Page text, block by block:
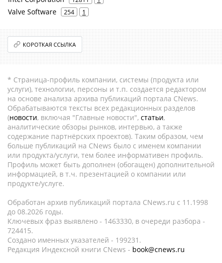
Valve Software 254 1
КОРОТКАЯ ССЫЛКА
* Страница-профиль компании, системы (продукта или
услуги), технологии, персоны и т.п. создается редактором
на основе анализа архива публикаций портала CNews.
Обрабатываются тексты всех редакционных разделов
(новости, включая "Главные новости", статьи,
аналитические обзоры рынков, интервью, а также
содержание партнёрских проектов). Таким образом, чем
больше публикаций на CNews было с именем компании
или продукта/услуги, тем более информативен профиль.
Профиль может быть дополнен (обогащен) дополнительной
информацией, в т.ч. презентацией о компании или
продукте/услуге.
Обработан архив публикаций портала CNews.ru c 11.1998
до 08.2026 годы.
Ключевых фраз выявлено - 1463330, в очереди разбора -
724415.
Создано именных указателей - 199231.
Редакция Индексной книги CNews - book@cnews.ru